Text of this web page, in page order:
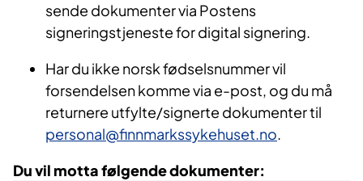
sende dokumenter via Postens
signeringstjeneste for digital signering.
Har du ikke norsk fødselsnummer vil
forsendelsen komme via e-post, og du må
returnere utfylte/signerte dokumenter til
personal@finnmarkssykehuset.no​.
Du vil motta følgende dokumenter: